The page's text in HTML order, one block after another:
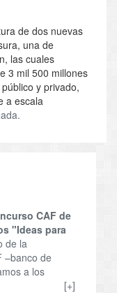
de dos nuevas
una de
las cuales
3 mil 500 millones
y privado,
a escala
CAF de
"Ideas para
de la
–banco de
a los
[+]